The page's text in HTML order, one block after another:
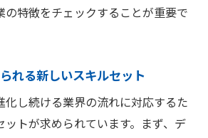
の特徴をチェックすることが重要で
れる新しいスキルセット
化し続ける業界の流れに対応するた
ットが求められています。まず、デ